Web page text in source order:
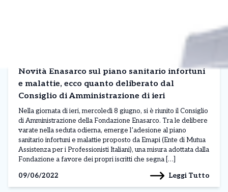
Novità Enasarco sul piano sanitario infortuni
e malattie, ecco quanto deliberato dal
Consiglio di Amministrazione di ieri
Nella giornata di ieri, mercoledì 8 giugno, si è riunito il Consiglio
di Amministrazione della Fondazione Enasarco. Tra le delibere
varate nella seduta odierna, emerge l’adesione al piano
sanitario infortuni e malattie proposto da Emapi (Ente di Mutua
Assistenza per i Professionisti Italiani), una misura adottata dalla
Fondazione a favore dei propri iscritti che segna […]
09/06/2022
Leggi Tutto